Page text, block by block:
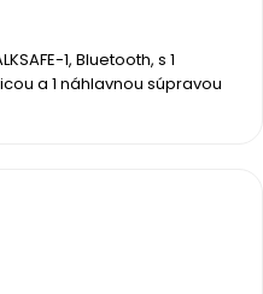
1, Bluetooth, s 1
a 1 náhlavnou súpravou